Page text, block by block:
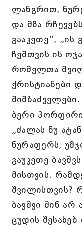
ლანგრით,
და მზა
გააკეთე“, „ის
ჩემთვის ის
რომელთა
ქრისტიანები
მიმბაძველები.
ბერი
„ძალას ნუ
ნურაფერს,
გაუკეთე
მისთვის.
შვილისთვის?
ბავშვი შინ არ
ცუდის